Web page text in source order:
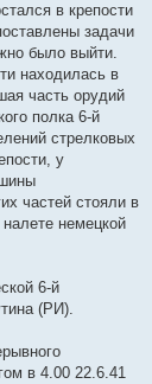
в крепости
задачи
было выйти.
находилась в
часть орудий
полка 6-й
стрелковых
у
частей стояли в
немецкой
6-й
(РИ).
в 4.00 22.6.41